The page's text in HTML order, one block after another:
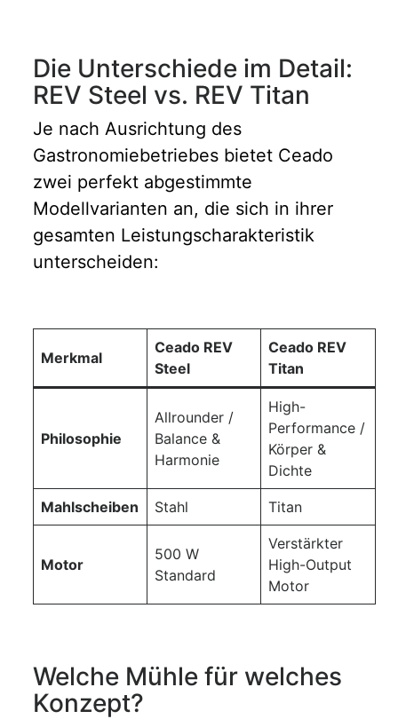
Die Unterschiede im Detail:
REV Steel vs. REV Titan
Je nach Ausrichtung des
Gastronomiebetriebes bietet Ceado
zwei perfekt abgestimmte
Modellvarianten an, die sich in ihrer
gesamten Leistungscharakteristik
unterscheiden:
Merkmal
Ceado REV
Steel
Ceado REV
Titan
Philosophie
Allrounder /
Balance &
Harmonie
High-
Performance /
Körper &
Dichte
Mahlscheiben Stahl Titan
Motor
500 W
Standard
Verstärkter
High-Output
Motor
Welche Mühle für welches
Konzept?